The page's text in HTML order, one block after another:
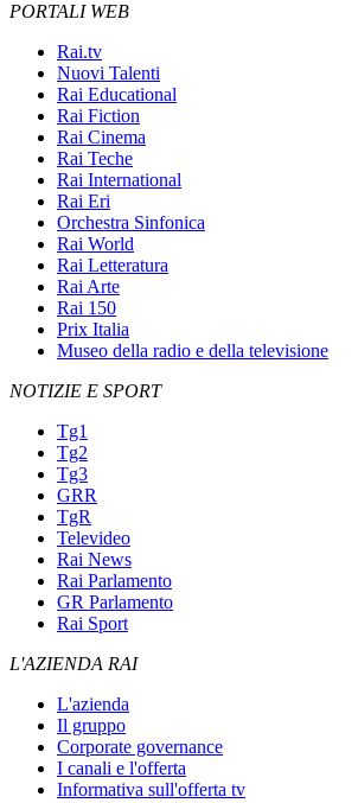
PORTALI WEB
Rai.tv
Nuovi Talenti
Rai Educational
Rai Fiction
Rai Cinema
Rai Teche
Rai International
Rai Eri
Orchestra Sinfonica
Rai World
Rai Letteratura
Rai Arte
Rai 150
Prix Italia
Museo della radio e della televisione
NOTIZIE E SPORT
Tg1
Tg2
Tg3
GRR
TgR
Televideo
Rai News
Rai Parlamento
GR Parlamento
Rai Sport
L'AZIENDA RAI
L'azienda
Il gruppo
Corporate governance
I canali e l'offerta
Informativa sull'offerta tv